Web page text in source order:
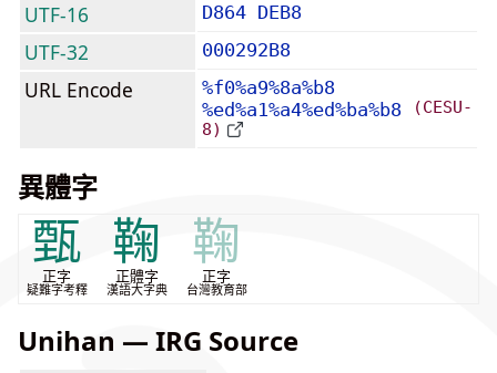
UTF-16 D864 DEB8
UTF-32 000292B8
URL Encode
%f0%a9%8a%b8
%ed%a1%a4%ed%ba%b8
(CESU-
8)
異體字
甄
正字
疑難字考釋
鞠
正體字
漢語大字典
鞠
正字
台灣教育部
Unihan — IRG Source